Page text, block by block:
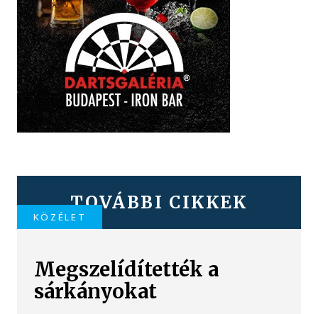
TOVÁBBI CIKKEK
KÖZÉLET
Megszelídítették a
sárkányokat